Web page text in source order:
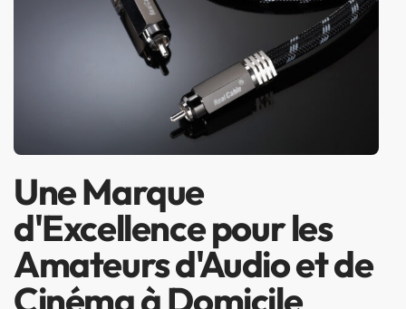
Une Marque
d'Excellence pour les
Amateurs d'Audio et de